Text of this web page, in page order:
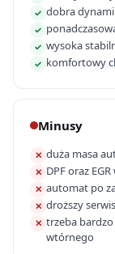
✓ dobra
✓
✓ wysoka
✓ komfortowy
Minusy
✕ duża masa
✕ DPF oraz
✕ automat po
✕ droższy
✕ trzeba
wtórnego